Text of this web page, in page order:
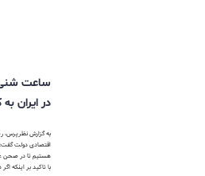
ساعت شنی
در ایران به
به گزارش
اقتصادی دولت گفت:
هستیم تا در صحن
با تاکید بر اینکه